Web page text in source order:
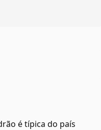
é típica do país